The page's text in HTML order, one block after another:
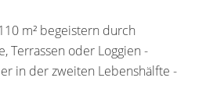
m² begeistern durch
Terrassen oder Loggien -
in der zweiten Lebenshälfte -